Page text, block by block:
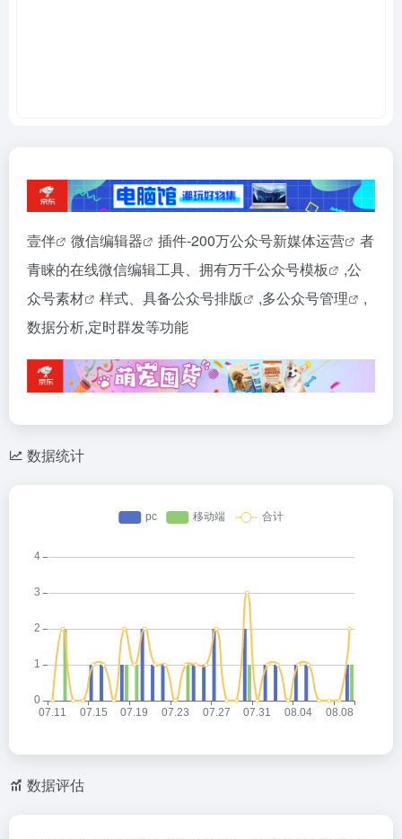
壹伴 微信编辑器 插件-200万公众号新媒体运营
者
青睐的在线微信编辑工具、拥有万千公众号模板 ,公
众号素材
样式、具备公众号排版 ,多公众号管理
,
数据分析,定时群发等功能
数据统计
数据评估